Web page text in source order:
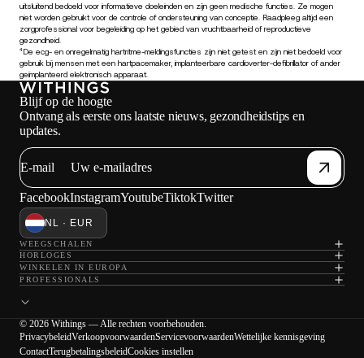
uitsluitend bedoeld voor informatieve doeleinden en zijn geen medische functies. Ze mogen
niet worden gebruikt voor de controle of ondersteuning van conceptie. Raadpleeg altijd een
zorgprofessional voor begeleiding op het gebied van vruchtbaarheid of reproductieve
gezondheid.
⁴De ecg- en onregelmatig hartritme-meldingsfuncties zijn niet getest en zijn niet bedoeld voor
gebruik bij mensen met een hartpacemaker, implanteerbare cardioverter-defibrillator of ander
geïmplanteerd elektronisch apparaat.
Blijf op de hoogte
Ontvang als eerste ons laatste nieuws, gezondheidstips en
updates.
E-mail
FacebookInstagramYoutubeTiktokTwitter
NL · EUR
WEEGSCHALEN
HORLOGES
WINKELEN IN EUROPA
PROFESSIONALS
© 2026 Withings — Alle rechten voorbehouden.
PrivacybeleidVerkoopvoorwaardenServicevoorwaardenWettelijke kennisgeving
ContactTerugbetalingsbeleidCookies instellen